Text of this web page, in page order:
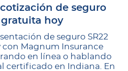
de seguro
gratuita hoy
de seguro SR22
con Magnum Insurance
en línea o hablando
certificado en Indiana. En